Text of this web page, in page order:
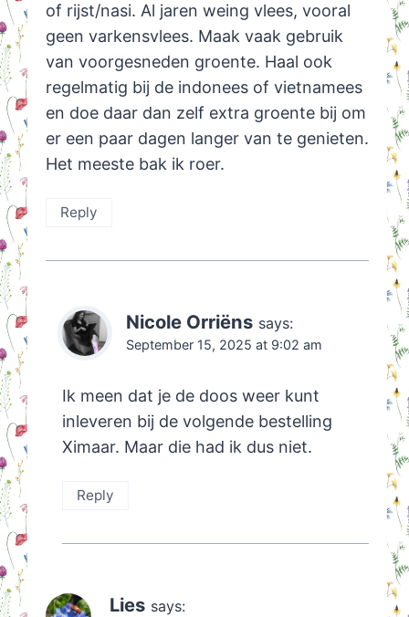
of rijst/nasi. Al jaren weing vlees, vooral
geen varkensvlees. Maak vaak gebruik
van voorgesneden groente. Haal ook
regelmatig bij de indonees of vietnamees
en doe daar dan zelf extra groente bij om
er een paar dagen langer van te genieten.
Het meeste bak ik roer.
Reply
Nicole Orriëns says:
September 15, 2025 at 9:02 am
Ik meen dat je de doos weer kunt
inleveren bij de volgende bestelling
Ximaar. Maar die had ik dus niet.
Reply
Lies says: